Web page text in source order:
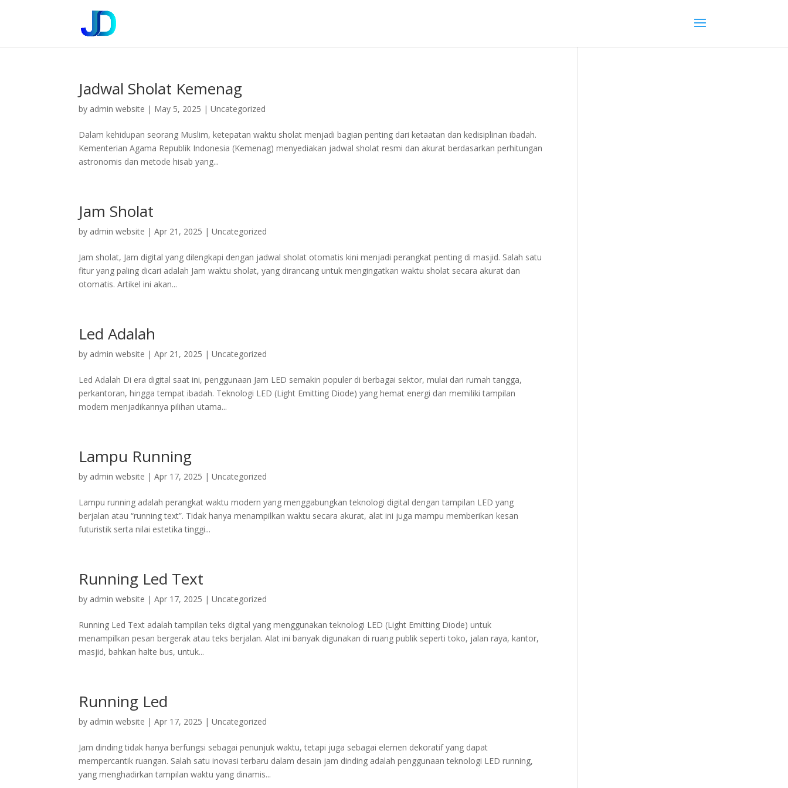
Jadwal Sholat Kemenag
by admin website | May 5, 2025 |Uncategorized
Dalam kehidupan seorang Muslim, ketepatan waktu sholat menjadi bagian penting dari ketaatan dan kedisiplinan ibadah.
Kementerian Agama Republik Indonesia (Kemenag) menyediakan jadwal sholat resmi dan akurat berdasarkan perhitungan
astronomis dan metode hisab yang...
Jam Sholat
by admin website |Apr 21, 2025 |Uncategorized
Jam sholat, Jam digital yang dilengkapi dengan jadwal sholat otomatis kini menjadi perangkat penting di masjid. Salah satu
fitur yang paling dicari adalah Jam waktu sholat, yang dirancang untuk mengingatkan waktu sholat secara akurat dan
otomatis. Artikel ini akan...
Led Adalah
by admin website |Apr 21, 2025 |Uncategorized
Led Adalah Di era digital saat ini, penggunaan Jam LED semakin populer di berbagai sektor, mulai dari rumah tangga,
perkantoran, hingga tempat ibadah. Teknologi LED (Light Emitting Diode) yang hemat energi dan memiliki tampilan
modern menjadikannya pilihan utama...
Lampu Running
by admin website |Apr 17, 2025 |Uncategorized
Lampu running adalah perangkat waktu modern yang menggabungkan teknologi digital dengan tampilan LED yang
berjalan atau “running text”. Tidak hanya menampilkan waktu secara akurat, alat ini juga mampu memberikan kesan
futuristik serta nilai estetika tinggi...
Running Led Text
by admin website |Apr 17, 2025 |Uncategorized
Running Led Text adalah tampilan teks digital yang menggunakan teknologi LED (Light Emitting Diode) untuk
menampilkan pesan bergerak atau teks berjalan. Alat ini banyak digunakan di ruang publik seperti toko, jalan raya, kantor,
masjid, bahkan halte bus, untuk...
Running Led
by admin website |Apr 17, 2025 |Uncategorized
Jam dinding tidak hanya berfungsi sebagai penunjuk waktu, tetapi juga sebagai elemen dekoratif yang dapat
mempercantik ruangan. Salah satu inovasi terbaru dalam desain jam dinding adalah penggunaan teknologi LED running,
yang menghadirkan tampilan waktu yang dinamis...